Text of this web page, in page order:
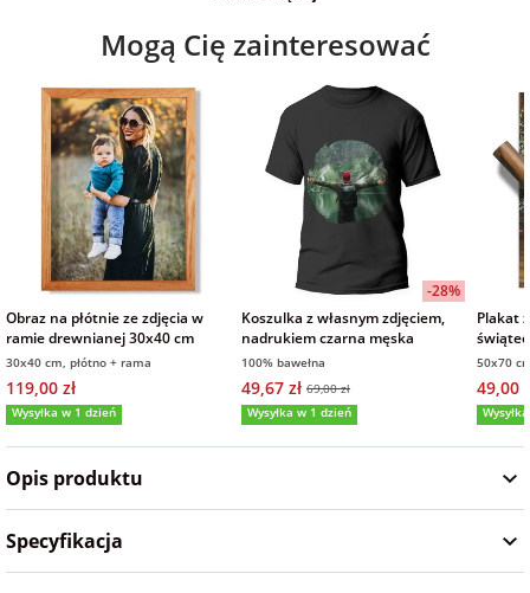
na Wielkanoc
na wieczór
panieński
na wieczór
kawalerski
Mogą Cię zainteresować
Obraz na płótnie ze zdjęcia w
ramie drewnianej 30x40 cm
30x40 cm, płótno + rama
119,00 zł
Wysyłka w 1 dzień
-28%
Koszulka z własnym zdjęciem,
nadrukiem czarna męska
100% bawełna
49,67 zł 69,00 zł
Wysyłka w 1 dzień
Plakat
50x70
49,00
Opis produktu
Specyfikacja